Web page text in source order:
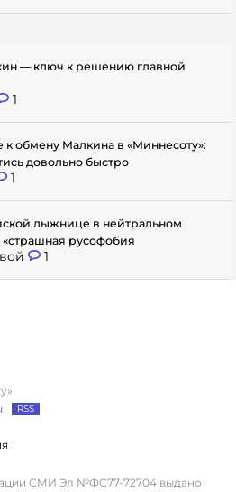
— ключ к решению главной
1
обмену Малкина в «Миннесоту»:
довольно быстро
1
лыжнице в нейтральном
«страшная русофобия
1
RSS
СМИ Эл №ФС77-72704 выдано